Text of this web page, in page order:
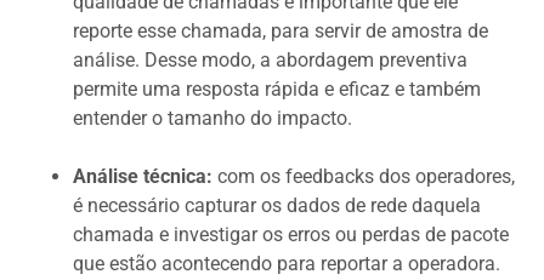
reporte esse chamada, para servir de amostra de
análise. Desse modo, a abordagem preventiva
permite uma resposta rápida e eficaz e também
entender o tamanho do impacto.
Análise técnica: com os feedbacks dos operadores,
é necessário capturar os dados de rede daquela
chamada e investigar os erros ou perdas de pacote
que estão acontecendo para reportar a operadora.